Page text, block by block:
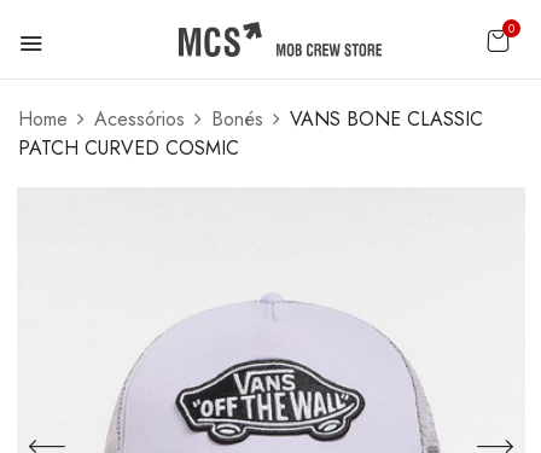
0
Home Acessórios Bonés
VANS BONE CLASSIC
PATCH CURVED COSMIC